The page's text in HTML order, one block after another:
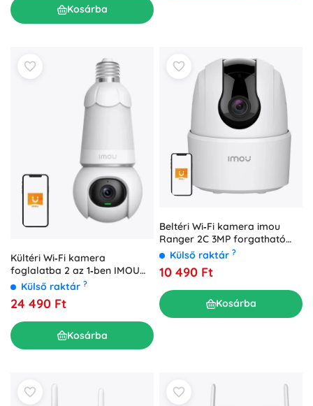
Kosárba
Kültéri Wi‑Fi kamera
foglalatba 2 az 1‑ben IMOU
Bulb Cam 5MP
Külső raktár ?
24 490 Ft
Kosárba
Beltéri Wi‑Fi kamera imou
Ranger 2C 3MP forgatható
fejjel és H.265 tömörítéssel
Külső raktár ?
10 490 Ft
Kosárba